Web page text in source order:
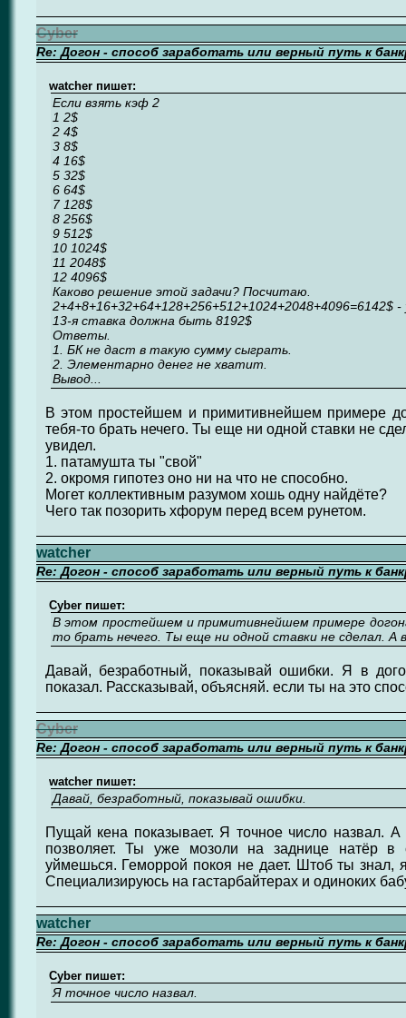
Cyber
Re: Догон - способ заработать или верный путь к
watcher пишет:
Если взять кэф 2
1 2$
2 4$
3 8$
4 16$
5 32$
6 64$
7 128$
8 256$
9 512$
10 1024$
11 2048$
12 4096$
Каково решение этой задачи? Посчитаю.
2+4+8+16+32+64+128+256+512+1024+2048+4096=6142$
13-я ставка должна быть 8192$
Ответы.
1. БК не даст в такую сумму сыграть.
2. Элементарно денег не хватит.
Вывод...
В этом простейшем и примитивнейшем примере
тебя-то брать нечего. Ты еще ни одной ставки не
увидел.
1. патамушта ты "свой"
2. окромя гипотез оно ни на что не способно.
Могет коллективным разумом хошь одну найдёте?
Чего так позорить хфорум перед всем рунетом.
watcher
Re: Догон - способ заработать или верный путь к
Cyber пишет:
В этом простейшем и примитивнейшем примере
то брать нечего. Ты еще ни одной ставки не сделал. А
Давай, безработный, показывай ошибки. Я в
показал. Рассказывай, объясняй. если ты на это
Cyber
Re: Догон - способ заработать или верный путь к
watcher пишет:
Давай, безработный, показывай ошибки.
Пущай кена показывает. Я точное число назвал.
позволяет. Ты уже мозоли на заднице натёр в
уймешься. Геморрой покоя не дает. Штоб ты знал,
Специализируюсь на гастарбайтерах и одиноких
watcher
Re: Догон - способ заработать или верный путь к
Cyber пишет:
Я точное число назвал.